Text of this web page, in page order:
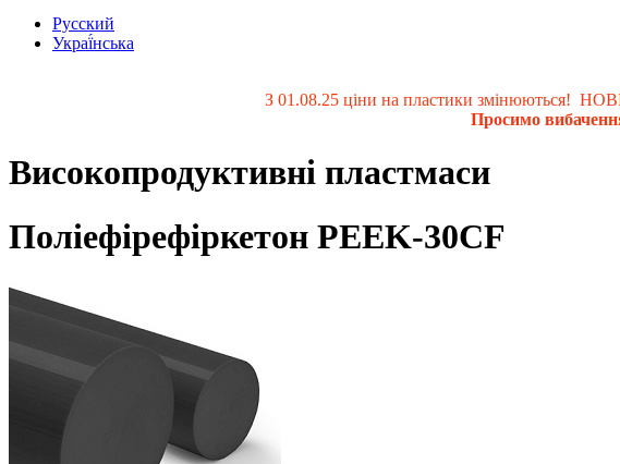
Русский
Украї́нська
З 01.08.25 ціни на пластики змінюються!
Просимо
Високопродуктивні пластмаси
Поліефірефіркетон PEEK-30CF